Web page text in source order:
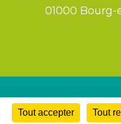
Tout accepter Tout
01000 Bourg-